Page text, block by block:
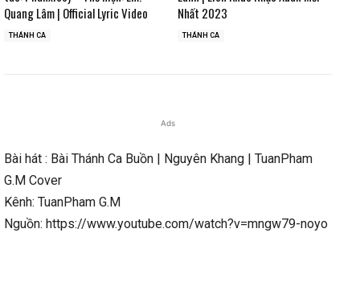
Quang Lâm | Official Lyric Video
THÁNH CA
Nhất 2023
THÁNH CA
Ads
Bài hát : Bài Thánh Ca Buồn | Nguyên Khang | TuanPham
G.M Cover
Kênh: TuanPham G.M
Nguồn: https://www.youtube.com/watch?v=mngw79-noyo